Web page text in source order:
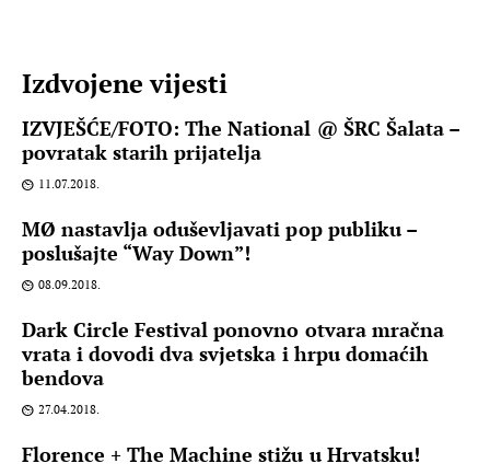
Izdvojene vijesti
IZVJEŠĆE/FOTO: The National @ ŠRC Šalata –
povratak starih prijatelja
11.07.2018.
MØ nastavlja oduševljavati pop publiku –
poslušajte “Way Down”!
08.09.2018.
Dark Circle Festival ponovno otvara mračna
vrata i dovodi dva svjetska i hrpu domaćih
bendova
27.04.2018.
Florence + The Machine stižu u Hrvatsku!